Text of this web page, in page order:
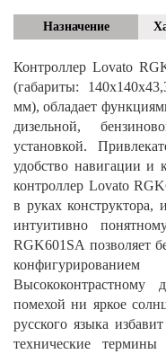
Назначение
Контроллер Lovato
(габариты:
мм), обладает
дизельной,
установкой.
удобство навигации и
контроллер Lovato
в руках конструктора,
интуитивно
RGK601SA позволяет
помехой ни яркое
русского языка
технические термины